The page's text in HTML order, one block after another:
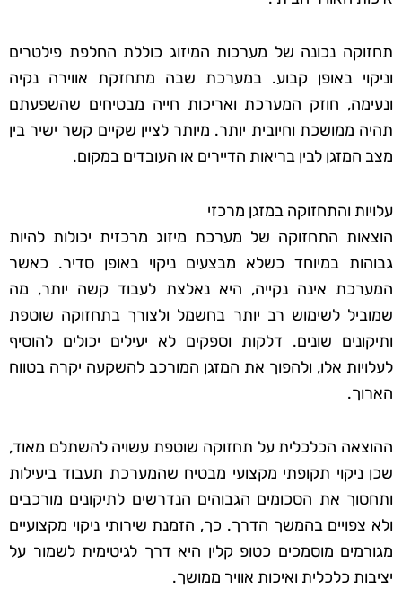
תחזוקה נכונה של מערכות המיזוג כוללת החלפת פילטרים
וניקוי באופן קבוע. במערכת שבה מתחזקת אווירה נקיה
ונעימה, חוזק המערכת ואריכות חייה מבטיחים שהשפעתם
תהיה ממושכת וחיובית יותר. מיותר לציין שקיים קשר ישיר בין
מצב המזגן לבין בריאות הדיירים או העובדים במקום.
עלויות והתחזוקה במזגן מרכזי
הוצאות התחזוקה של מערכת מיזוג מרכזית יכולות להיות
גבוהות במיוחד כשלא מבצעים ניקוי באופן סדיר. כאשר
המערכת אינה נקייה, היא נאלצת לעבוד קשה יותר, מה
שמוביל לשימוש רב יותר בחשמל ולצורך בתחזוקה שוטפת
ותיקונים שונים. דלקות וספקים לא יעילים יכולים להוסיף
לעלויות אלו, ולהפוך את המזגן המורכב להשקעה יקרה בטווח
הארוך.
ההוצאה הכלכלית על תחזוקה שוטפת עשויה להשתלם מאוד,
שכן ניקוי תקופתי מקצועי מבטיח שהמערכת תעבוד ביעילות
ותחסוך את הסכומים הגבוהים הנדרשים לתיקונים מורכבים
ולא צפויים בהמשך הדרך. כך, הזמנת שירותי ניקוי מקצועיים
מגורמים מוסמכים כטופ קלין היא דרך לגיטימית לשמור על
יציבות כלכלית ואיכות אוויר ממושך.